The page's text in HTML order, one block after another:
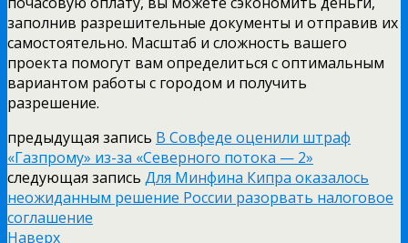
заполнив разрешительные документы и отправив их
самостоятельно. Масштаб и сложность вашего
проекта помогут вам определиться с оптимальным
вариантом работы с городом и получить
разрешение.
предыдущая запись В Совфеде оценили штраф
«Газпрому» из-за «Северного потока — 2»
следующая запись Для Минфина Кипра оказалось
неожиданным решение России разорвать налоговое
соглашение
Наверх